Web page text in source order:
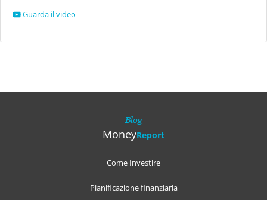
Guarda il video
Blog
MoneyReport
Come Investire
Pianificazione finanziaria